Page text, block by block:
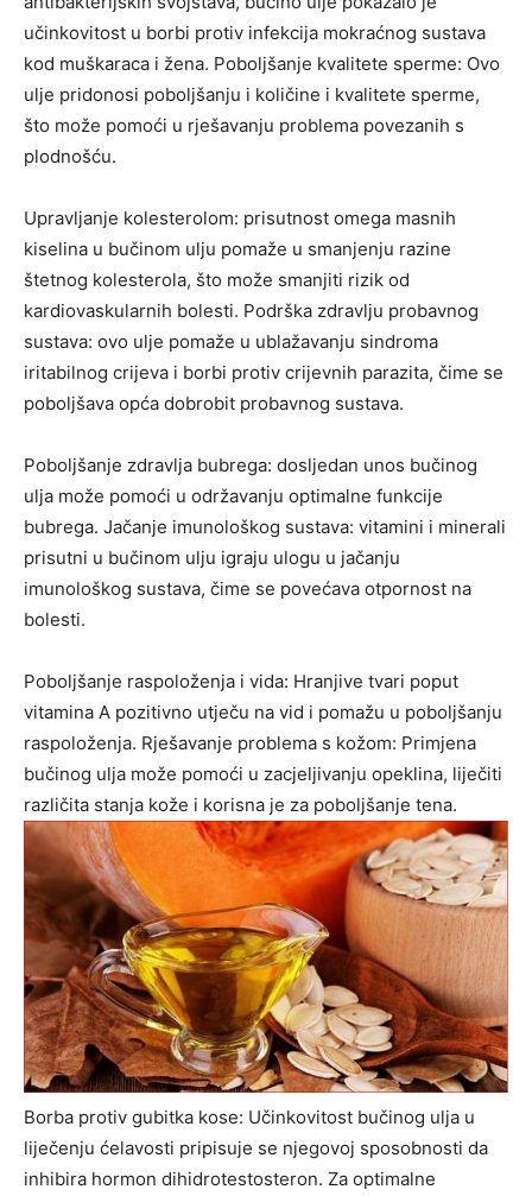
učinkovitost u borbi protiv infekcija mokraćnog sustava
kod muškaraca i žena. Poboljšanje kvalitete sperme: Ovo
ulje pridonosi poboljšanju i količine i kvalitete sperme,
što može pomoći u rješavanju problema povezanih s
plodnošću.
Upravljanje kolesterolom: prisutnost omega masnih
kiselina u bučinom ulju pomaže u smanjenju razine
štetnog kolesterola, što može smanjiti rizik od
kardiovaskularnih bolesti. Podrška zdravlju probavnog
sustava: ovo ulje pomaže u ublažavanju sindroma
iritabilnog crijeva i borbi protiv crijevnih parazita, čime se
poboljšava opća dobrobit probavnog sustava.
Poboljšanje zdravlja bubrega: dosljedan unos bučinog
ulja može pomoći u održavanju optimalne funkcije
bubrega. Jačanje imunološkog sustava: vitamini i minerali
prisutni u bučinom ulju igraju ulogu u jačanju
imunološkog sustava, čime se povećava otpornost na
bolesti.
Poboljšanje raspoloženja i vida: Hranjive tvari poput
vitamina A pozitivno utječu na vid i pomažu u poboljšanju
raspoloženja. Rješavanje problema s kožom: Primjena
bučinog ulja može pomoći u zacjeljivanju opeklina, liječiti
različita stanja kože i korisna je za poboljšanje tena.
Borba protiv gubitka kose: Učinkovitost bučinog ulja u
liječenju ćelavosti pripisuje se njegovoj sposobnosti da
inhibira hormon dihidrotestosteron. Za optimalne